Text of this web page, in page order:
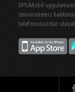
DPUMobil
üniversitemiz
telefonunuzdan